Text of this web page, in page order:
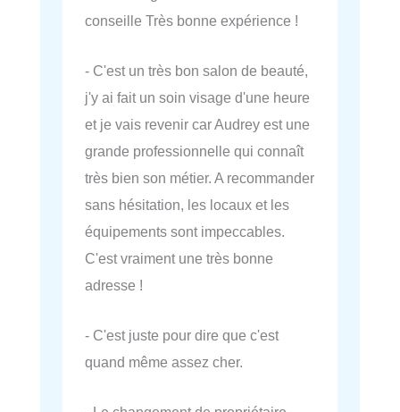
conseille Très bonne expérience !
- C'est un très bon salon de beauté,
j'y ai fait un soin visage d'une heure
et je vais revenir car Audrey est une
grande professionnelle qui connaît
très bien son métier. A recommander
sans hésitation, les locaux et les
équipements sont impeccables.
C'est vraiment une très bonne
adresse !
- C'est juste pour dire que c'est
quand même assez cher.